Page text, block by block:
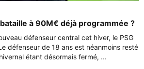
à 90M€ déjà programmée ?
défenseur central cet hiver, le PSG
défenseur de 18 ans est néanmoins resté
étant désormais fermé, ...